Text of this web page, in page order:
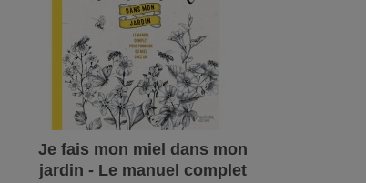
Je fais mon miel dans mon
jardin - Le manuel complet